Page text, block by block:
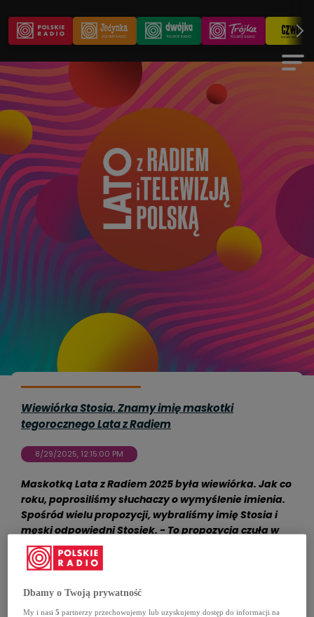
Wiewiórka Stosia. Znamy imię maskotki
tegorocznego Lata z Radiem
8/29/2025, 12:15:00 PM
Maskotką Lata z Radiem 2025 była wiewiórka. Jak co
roku, poprosiliśmy słuchaczy o wymyślenie imienia.
Spośród wielu propozycji, wybraliśmy imię Stosia i
męski odpowiedni Stosiek. - To propozycja czuła w
wyrazie, a zarazem z przekazem. Chodziło
oczywiście o setną rocznicę Polskiego Radia -
Dbamy o Twoją prywatność
My i nasi5 partnerzy przechowujemy lub uzyskujemy dostęp do informacji na